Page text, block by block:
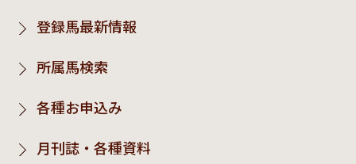
登録馬最新情報
所属馬検索
各種お申込み
月刊誌・各種資料